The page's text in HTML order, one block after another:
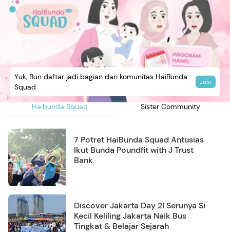
Haibunda Squad Sister Community
Yuk, Bun daftar jadi bagian dari komunitas HaiBunda
Squad
Join
7 Potret HaiBunda Squad Antusias
Ikut Bunda Poundfit with J Trust
Bank
Discover Jakarta Day 2! Serunya Si
Kecil Keliling Jakarta Naik Bus
Tingkat & Belajar Sejarah